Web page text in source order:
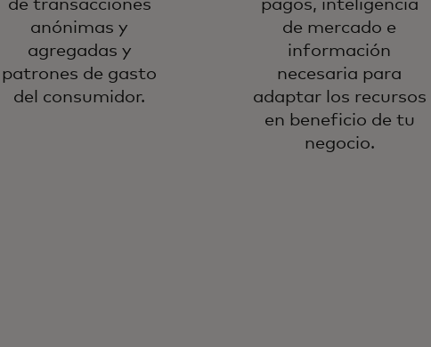
de transacciones
anónimas y
agregadas y
patrones de gasto
del consumidor.
pagos, inteligencia
de mercado e
información
necesaria para
adaptar los recursos
en beneficio de tu
negocio.